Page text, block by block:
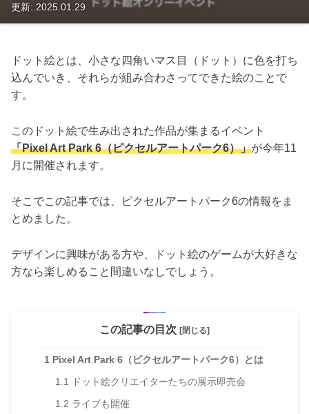
更新: 2025.01.29
ドット絵とは、小さな四角いマス目（ドット）に色を打ち
込んでいき、それらが組み合わさってできた絵のことで
す。
このドット絵で生み出された作品が集まるイベント
「Pixel Art Park 6（ピクセルアートパーク6）」が今年11
月に開催されます。
そこでこの記事では、ピクセルアートパーク6の情報をま
とめました。
デザインに興味がある方や、ドット絵のゲームが大好きな
方なら楽しめること間違いなしでしょう。
この記事の目次 [閉じる]
1 Pixel Art Park 6（ピクセルアートパーク6）とは
1.1
ドット絵クリエイターたちの展示即売会
1.2 ライブも開催